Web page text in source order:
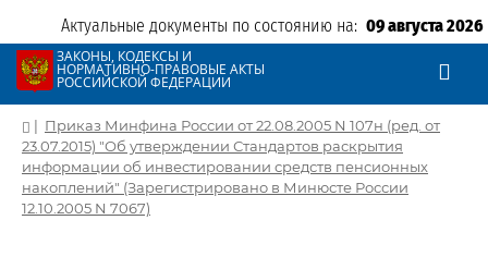
Актуальные документы по состоянию на: 09 августа 2026
ЗАКОНЫ, КОДЕКСЫ И
НОРМАТИВНО-ПРАВОВЫЕ АКТЫ
РОССИЙСКОЙ ФЕДЕРАЦИИ
| Приказ Минфина России от 22.08.2005 N 107н (ред. от
23.07.2015) "Об утверждении Стандартов раскрытия
информации об инвестировании средств пенсионных
накоплений" (Зарегистрировано в Минюсте России
12.10.2005 N 7067)